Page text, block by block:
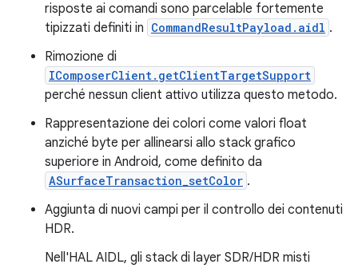
risposte ai comandi sono parcelable fortemente
tipizzati definiti in CommandResultPayload.aidl .
Rimozione di
IComposerClient.getClientTargetSupport
perché nessun client attivo utilizza questo metodo.
Rappresentazione dei colori come valori float
anziché byte per allinearsi allo stack grafico
superiore in Android, come definito da
ASurfaceTransaction_setColor .
Aggiunta di nuovi campi per il controllo dei contenuti
HDR.
Nell'HAL AIDL, gli stack di layer SDR/HDR misti